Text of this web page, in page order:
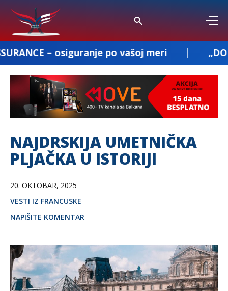
osiguranje po vašoj meri „DOBROSAV
NAJDRSKIJA UMETNIČKA
PLJAČKA U ISTORIJI
20. OKTOBAR, 2025
VESTI IZ FRANCUSKE
NAPIŠITE KOMENTAR